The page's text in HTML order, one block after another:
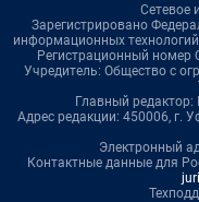
Сетевое
Зарегистрировано
информационных
Регистрационный
Учредитель: Общество с
Главный редактор:
Адрес редакции: 450006, г.
Электронный
Контактные данные для